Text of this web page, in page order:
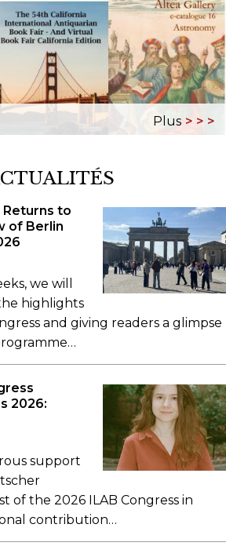
Plus
Returns to
of Berlin
we will
highlights
and giving readers a glimpse
2026:
support
of the 2026 ILAB Congress in
contribution…